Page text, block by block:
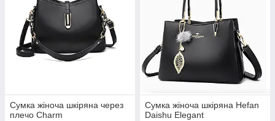
Сумка жіноча шкіряна через
плечо Charm
Сумка жіноча шкіряна Hefan
Daishu Elegant